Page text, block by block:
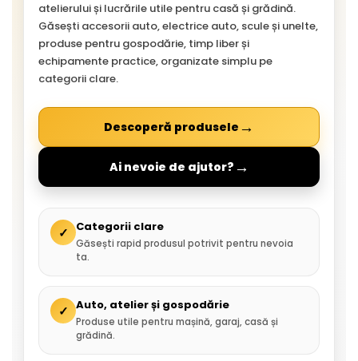
atelierului și lucrările utile pentru casă și grădină.
Găsești accesorii auto, electrice auto, scule și unelte,
produse pentru gospodărie, timp liber și
echipamente practice, organizate simplu pe
categorii clare.
Descoperă produsele →
Ai nevoie de ajutor? →
✓ Categorii clare
Găsești rapid produsul potrivit pentru nevoia
ta.
✓ Auto, atelier și gospodărie
Produse utile pentru mașină, garaj, casă și
grădină.